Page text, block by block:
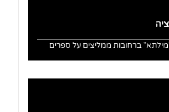
ברחובות ממליצים על ספרים